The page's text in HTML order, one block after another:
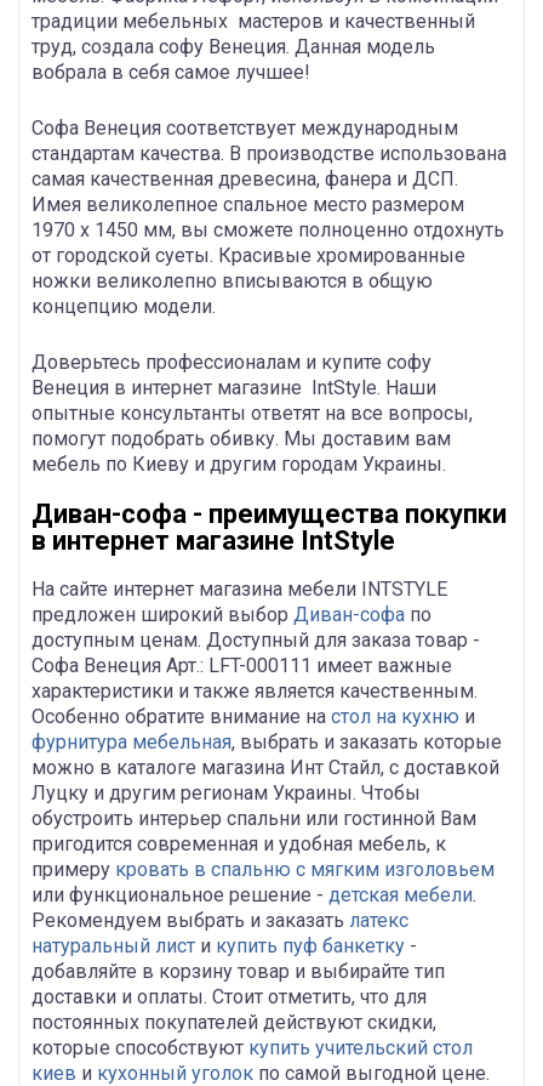
традиции мебельных мастеров и качественный
труд, создала софу Венеция. Данная модель
вобрала в себя самое лучшее!
Софа Венеция соответствует международным
стандартам качества. В производстве использована
самая качественная древесина, фанера и ДСП.
Имея великолепное спальное место размером
1970 х 1450 мм, вы сможете полноценно отдохнуть
от городской суеты. Красивые хромированные
ножки великолепно вписываются в общую
концепцию модели.
Доверьтесь профессионалам и купите софу
Венеция в интернет магазине IntStyle. Наши
опытные консультанты ответят на все вопросы,
помогут подобрать обивку. Мы доставим вам
мебель по Киеву и другим городам Украины.
Диван-софа - преимущества покупки
в интернет магазине IntStyle
На сайте интернет магазина мебели INTSTYLE
предложен широкий выбор Диван-софа по
доступным ценам. Доступный для заказа товар -
Софа Венеция Арт.: LFT-000111 имеет важные
характеристики и также является качественным.
Особенно обратите внимание на стол на кухню и
фурнитура мебельная, выбрать и заказать которые
можно в каталоге магазина Инт Стайл, с доставкой
Луцку и другим регионам Украины. Чтобы
обустроить интерьер спальни или гостинной Вам
пригодится современная и удобная мебель, к
примеру кровать в спальню с мягким изголовьем
или функциональное решение - детская мебели.
Рекомендуем выбрать и заказать латекс
натуральный лист и купить пуф банкетку -
добавляйте в корзину товар и выбирайте тип
доставки и оплаты. Стоит отметить, что для
постоянных покупателей действуют скидки,
которые способствуют купить учительский стол
киев и кухонный уголок по самой выгодной цене.